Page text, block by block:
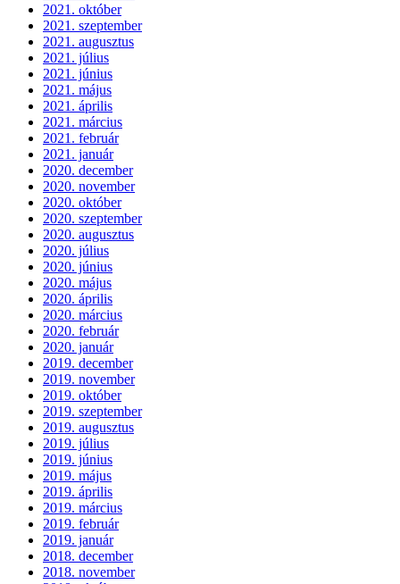
2021. október
2021. szeptember
2021. augusztus
2021. július
2021. június
2021. május
2021. április
2021. március
2021. február
2021. január
2020. december
2020. november
2020. október
2020. szeptember
2020. augusztus
2020. július
2020. június
2020. május
2020. április
2020. március
2020. február
2020. január
2019. december
2019. november
2019. október
2019. szeptember
2019. augusztus
2019. július
2019. június
2019. május
2019. április
2019. március
2019. február
2019. január
2018. december
2018. november